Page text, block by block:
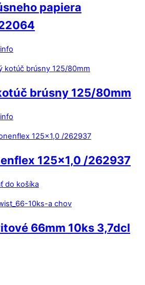
papiera
brúsny 125/80mm
125×1,0 /262937
do košíka
66mm 10ks 3,7dcl